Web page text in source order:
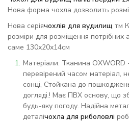
Нова форма чохла дозволить
Нова серіячохлів для вудилищ тм
розміри для розміщення потрібних
саме 130х20х14см
Матеріали: Тканина OXWORD
перевірений часом матеріал,
сонці, Стойкана до
догляді.! Має ПВХ основу, що
будь-яку погоду. Надійна
деталічохла для риболовлі